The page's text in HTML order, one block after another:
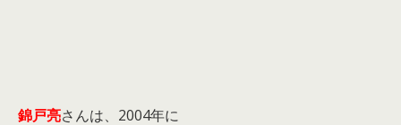
錦戸亮さんは、2004年に